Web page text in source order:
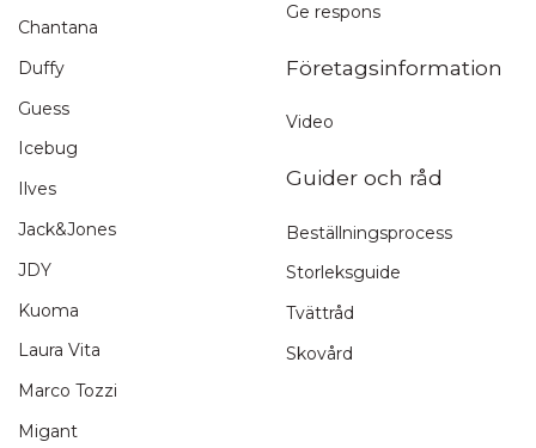
Chantana
Duffy
Guess
Icebug
Ilves
Jack&Jones
JDY
Kuoma
Laura Vita
Marco Tozzi
Migant
Ge respons
Företagsinformation
Video
Guider och råd
Beställningsprocess
Storleksguide
Tvättråd
Skovård